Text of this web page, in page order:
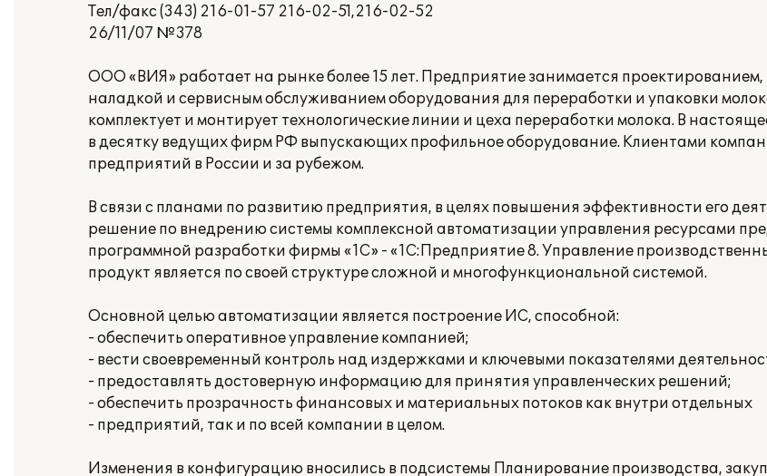
Тел/факс (343) 216-01-57 216-02-51,216-02-52
26/11/07 №378
ООО «ВИЯ» работает на рынке более 15 лет. Предприятие занимается
наладкой и сервисным обслуживанием оборудования для переработки и упаковки
комплектует и монтирует технологические линии и цеха переработки молока. В
в десятку ведущих фирм РФ выпускающих профильное оборудование. Клиентами
предприятий в России и за рубежом.
В связи с планами по развитию предприятия, в целях повышения эффективности его
решение по внедрению системы комплексной автоматизации управления ресурсами
программной разработки фирмы «1С» - «1С:Предприятие 8. Управление
продукт является по своей структуре сложной и многофункциональной системой.
Основной целью автоматизации является построение ИС, способной:
- обеспечить оперативное управление компанией;
- вести своевременный контроль над издержками и ключевыми показателями
- предоставлять достоверную информацию для принятия управленческих решений;
- обеспечить прозрачность финансовых и материальных потоков как внутри отдельных
- предприятий, так и по всей компании в целом.
Изменения в конфигурацию вносились в подсистемы Планирование производства,